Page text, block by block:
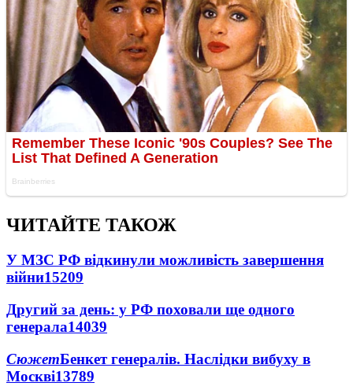
ЧИТАЙТЕ ТАКОЖ
У МЗС РФ відкинули можливість завершення
війни15209
Другий за день: у РФ поховали ще одного
генерала14039
СюжетБенкет генералів. Наслідки вибуху в
Москві13789